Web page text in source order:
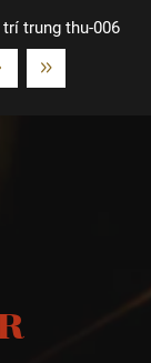
trí trung thu-006